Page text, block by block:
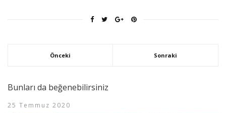
Önceki Sonraki
Bunları da beğenebilirsiniz
25 Temmuz 2020